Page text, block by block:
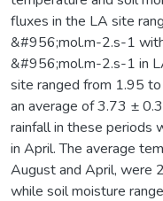
fluxes in the LA site
&#956;mol.m-2.s-1
&#956;mol.m-2.s-1 in
site ranged from 1.95
an average of 3.73 ±
rainfall in these periods
in April. The average
August and April, were
while soil moisture